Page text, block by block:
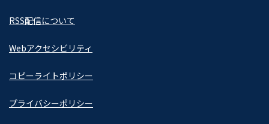
RSS配信について
Webアクセシビリティ
コピーライトポリシー
プライバシーポリシー